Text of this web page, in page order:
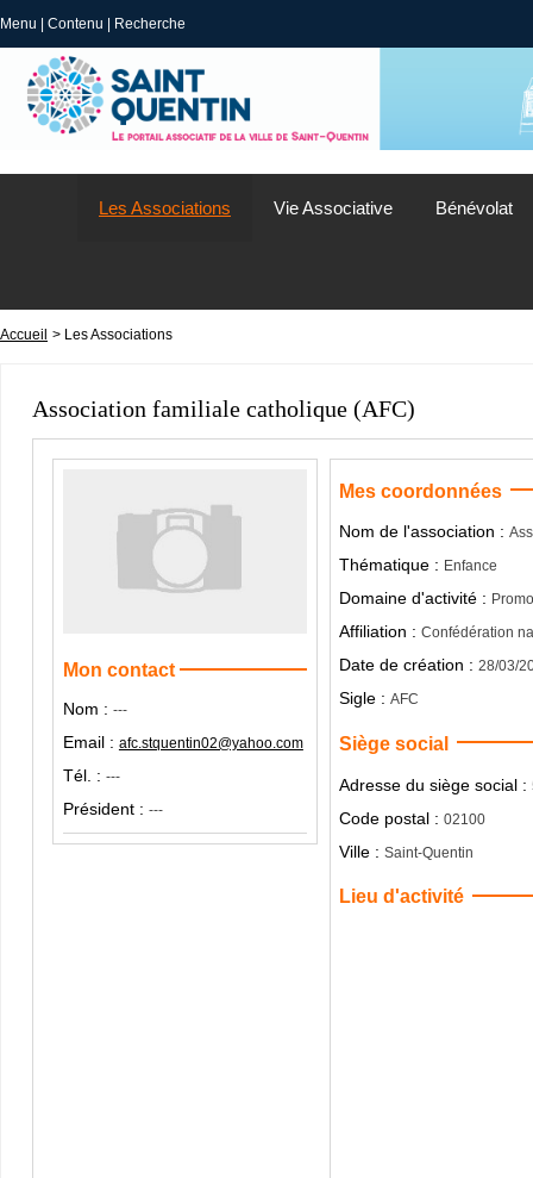
Menu Contenu Recherche
Les Associations Vie Associative Bénévolat
Accueil > Les Associations
Association familiale catholique (AFC)
Mon contact
Nom : ---
Email : afc.stquentin02@yahoo.com
Tél. : ---
Président : ---
Mes coordonnées
Nom de l'association :
Thématique : Enfance
Domaine d'activité :
Affiliation :Confédération
Date de création :28/03/
Sigle :AFC
Siège social
Adresse du siège social :
Code postal :02100
Ville :Saint-Quentin
Lieu d'activité